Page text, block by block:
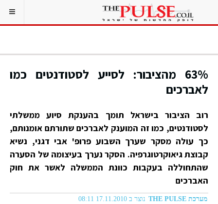
63% מהציבור: לסייע לסטודנטים כמו
לאברכים
רוב הציבור בישראל תומך בהענקת סיוע ממשלתי
לסטודנטים, כמו זה המוענק לאברכים שתורתם אומנותם,
כך עולה מסקר שערך השבוע פרופ' אבי דגני, נשיא
קבוצת גיאוקרטוגרפיה. הסקר נערך בעיצומה של הסערה
שהתחוללה בעקבות כוונת הממשלה לאשר את חוק
האברכים
מערכת THE PULSE נוצר ב 17.11.2010 08:11